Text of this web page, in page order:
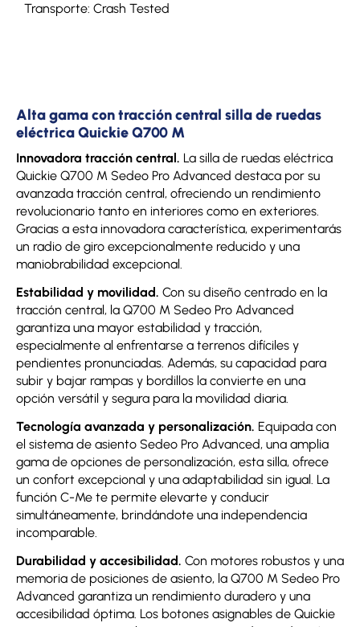
Transporte: Crash Tested
Alta gama con tracción central silla de ruedas
eléctrica Quickie Q700 M
Innovadora tracción central. La silla de ruedas eléctrica
Quickie Q700 M Sedeo Pro Advanced destaca por su
avanzada tracción central, ofreciendo un rendimiento
revolucionario tanto en interiores como en exteriores.
Gracias a esta innovadora característica, experimentarás
un radio de giro excepcionalmente reducido y una
maniobrabilidad excepcional.
Estabilidad y movilidad. Con su diseño centrado en la
tracción central, la Q700 M Sedeo Pro Advanced
garantiza una mayor estabilidad y tracción,
especialmente al enfrentarse a terrenos difíciles y
pendientes pronunciadas. Además, su capacidad para
subir y bajar rampas y bordillos la convierte en una
opción versátil y segura para la movilidad diaria.
Tecnología avanzada y personalización. Equipada con
el sistema de asiento Sedeo Pro Advanced, una amplia
gama de opciones de personalización, esta silla, ofrece
un confort excepcional y una adaptabilidad sin igual. La
función C-Me te permite elevarte y conducir
simultáneamente, brindándote una independencia
incomparable.
Durabilidad y accesibilidad. Con motores robustos y una
memoria de posiciones de asiento, la Q700 M Sedeo Pro
Advanced garantiza un rendimiento duradero y una
accesibilidad óptima. Los botones asignables de Quickie